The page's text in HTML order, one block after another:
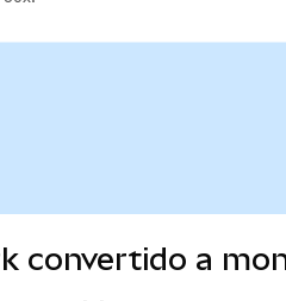
convertido a